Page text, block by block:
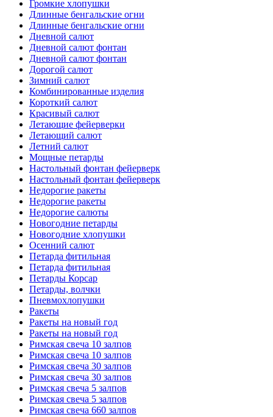
Громкие хлопушки
Длинные бенгальские огни
Длинные бенгальские огни
Дневной салют
Дневной салют фонтан
Дневной салют фонтан
Дорогой салют
Зимний салют
Комбинированные изделия
Короткий салют
Красивый салют
Летающие фейерверки
Летающий салют
Летний салют
Мощные петарды
Настольный фонтан фейерверк
Настольный фонтан фейерверк
Недорогие ракеты
Недорогие ракеты
Недорогие салюты
Новогодние петарды
Новогодние хлопушки
Осенний салют
Петарда фитильная
Петарда фитильная
Петарды Корсар
Петарды, волчки
Пневмохлопушки
Ракеты
Ракеты на новый год
Ракеты на новый год
Римская свеча 10 залпов
Римская свеча 10 залпов
Римская свеча 30 залпов
Римская свеча 30 залпов
Римская свеча 5 залпов
Римская свеча 5 залпов
Римская свеча 660 залпов